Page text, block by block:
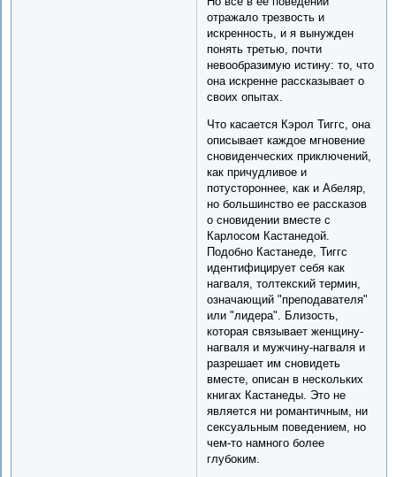
отражало трезвость и
искренность, и я вынужден
понять третью, почти
невообразимую истину: то, что
она искренне рассказывает о
своих опытах.
Что касается Кэрол Тиггс, она
описывает каждое мгновение
сновиденческих приключений,
как причудливое и
потустороннее, как и Абеляр,
но большинство ее рассказов
о сновидении вместе с
Карлосом Кастанедой.
Подобно Кастанеде, Тиггс
идентифицирует себя как
нагваля, толтекский термин,
означающий "преподавателя"
или "лидера". Близость,
которая связывает женщину-
нагваля и мужчину-нагваля и
разрешает им сновидеть
вместе, описан в нескольких
книгах Кастанеды. Это не
является ни романтичным, ни
сексуальным поведением, но
чем-то намного более
глубоким.